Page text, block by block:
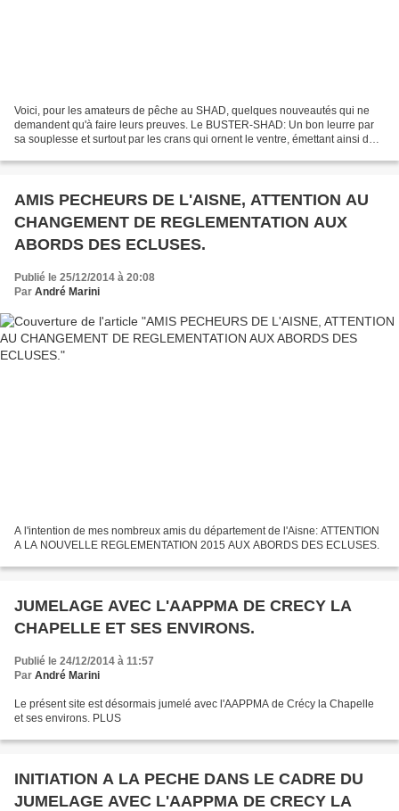
Voici, pour les amateurs de pêche au SHAD, quelques nouveautés qui ne
demandent qu'à faire leurs preuves. Le BUSTER-SHAD: Un bon leurre par
sa souplesse et surtout par les crans qui ornent le ventre, émettant ainsi de
AMIS PECHEURS DE L'AISNE, ATTENTION AU
CHANGEMENT DE REGLEMENTATION AUX
ABORDS DES ECLUSES.
Publié le 25/12/2014 à 20:08
Par André Marini
A l'intention de mes nombreux amis du département de l'Aisne: ATTENTION
A LA NOUVELLE REGLEMENTATION 2015 AUX ABORDS DES ECLUSES.
JUMELAGE AVEC L'AAPPMA DE CRECY LA
CHAPELLE ET SES ENVIRONS.
Publié le 24/12/2014 à 11:57
Par André Marini
Le présent site est désormais jumelé avec l'AAPPMA de Crécy la Chapelle
et ses environs. PLUS
INITIATION A LA PECHE DANS LE CADRE DU
JUMELAGE AVEC L'AAPPMA DE CRECY LA